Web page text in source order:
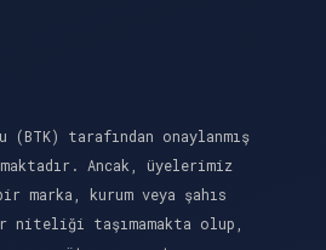
tarafından onaylanmış
Ancak, üyelerimiz
kurum veya şahıs
niteliği taşımamakta olup,